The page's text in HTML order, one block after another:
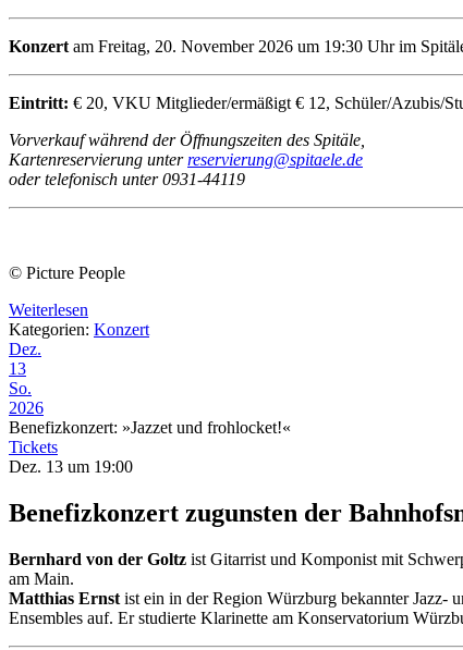
Konzert am Freitag, 20. November 2026 um 19:30 Uhr im
Eintritt: € 20, VKU Mitglieder/ermäßigt € 12, Schüler/Azubis/
Vorverkauf während der Öffnungszeiten des Spitäle,
Kartenreservierung unterreservierung@spitaele.de
oder telefonisch unter 0931-44119
© Picture People
Weiterlesen
Kategorien: Konzert
Dez.
13
So.
2026
Benefizkonzert: »Jazzet und frohlocket!«
Tickets
Dez. 13 um 19:00
Benefizkonzert zugunsten der
Bernhard von der Goltz ist Gitarrist und Komponist mit
am Main.
Matthias Ernst ist ein in der Region Würzburg bekannter Jazz-
Ensembles auf. Er studierte Klarinette am Konservatorium